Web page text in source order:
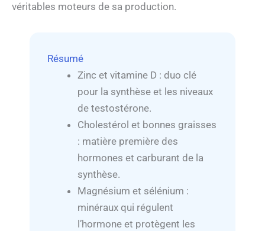
véritables moteurs de sa production.
Résumé
Zinc et vitamine D : duo clé
pour la synthèse et les niveaux
de testostérone.
Cholestérol et bonnes graisses
: matière première des
hormones et carburant de la
synthèse.
Magnésium et sélénium :
minéraux qui régulent
l’hormone et protègent les